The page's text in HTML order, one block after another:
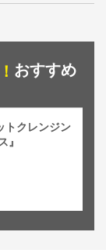
おすすめ
トクレンジン
』